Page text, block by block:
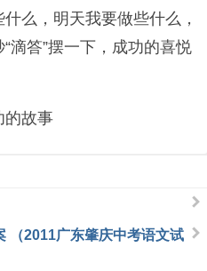
么，明天我要做些什么，
滴答”摆一下，成功的喜悦
的故事
（2011广东肇庆中考语文试